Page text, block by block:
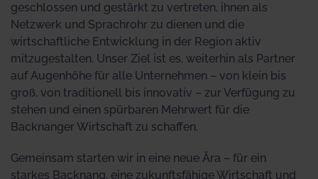
geschlossen und gestärkt zu vertreten, ihnen als
Netzwerk und Sprachrohr zu dienen und die
wirtschaftliche Entwicklung in der Region aktiv
mitzugestalten. Unser Ziel ist es, weiterhin als Partner
auf Augenhöhe für alle Unternehmen – von klein bis
groß, von traditionell bis innovativ – zur Verfügung zu
stehen und einen spürbaren Mehrwert für die
Backnanger Wirtschaft zu schaffen.
Gemeinsam starten wir in eine neue Ära – für ein
starkes Backnang, eine zukunftsfähige Wirtschaft und